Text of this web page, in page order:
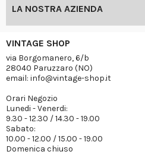
LA NOSTRA AZIENDA
VINTAGE SHOP
via Borgomanero, 6/b
28040 Paruzzaro (NO)
email: info@vintage-shop.it
Orari Negozio
Lunedi - Venerdi:
9.30 - 12.30 / 14.30 - 19.00
Sabato:
10.00 - 12.00 / 15.00 - 19.00
Domenica chiuso